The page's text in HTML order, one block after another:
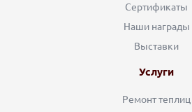
Сертификаты
Наши награды
Выставки
Услуги
Ремонт теплиц